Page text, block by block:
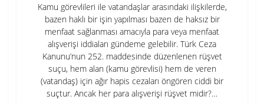
Kamu görevlileri ile vatandaşlar arasındaki ilişkilerde,
bazen haklı bir işin yapılması bazen de haksız bir
menfaat sağlanması amacıyla para veya menfaat
alışverişi iddiaları gündeme gelebilir. Türk Ceza
Kanunu’nun 252. maddesinde düzenlenen rüşvet
suçu, hem alan (kamu görevlisi) hem de veren
(vatandaş) için ağır hapis cezaları öngören ciddi bir
suçtur. Ancak her para alışverişi rüşvet midir?…